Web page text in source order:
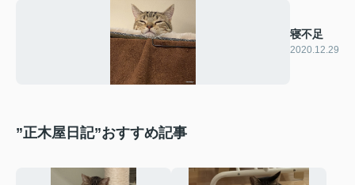
寝不足
2020.12.29
”正木屋日記”おすすめ記事